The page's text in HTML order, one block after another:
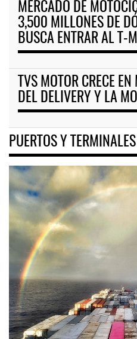
MERCADO DE
3,500 MILLONES DE
BUSCA ENTRAR AL T-
TVS MOTOR CRECE
DEL DELIVERY Y LA
PUERTOS Y TERMINALES